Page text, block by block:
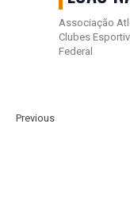
Associação
Clubes
Federal
PreviousEvents